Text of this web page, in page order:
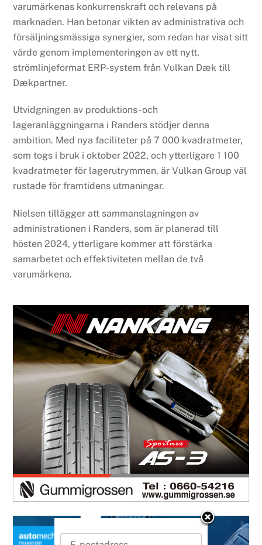
varumärkenas konkurrenskraft och relevans på
marknaden. Han betonar vikten av administrativa och
försäljningsmässiga synergier, som redan har visat sitt
värde genom implementeringen av ett nytt,
strömlinjeformat ERP-system från Vulkan Dæk till
Dækpartner.
Utvidgningen av produktions- och
lageranläggningarna i Randers stödjer denna
ambition. Med nya faciliteter på 7 000 kvadratmeter,
som togs i bruk i oktober 2022, och ytterligare 1 100
kvadratmeter för lagerutrymmen, är Vulkan Group väl
rustade för framtidens utmaningar.
Nielsen tillägger att sammanslagningen av
administrationen i Randers, som är planerad till
hösten 2024, ytterligare kommer att förstärka
samarbetet och effektiviteten mellan de två
varumärkena.